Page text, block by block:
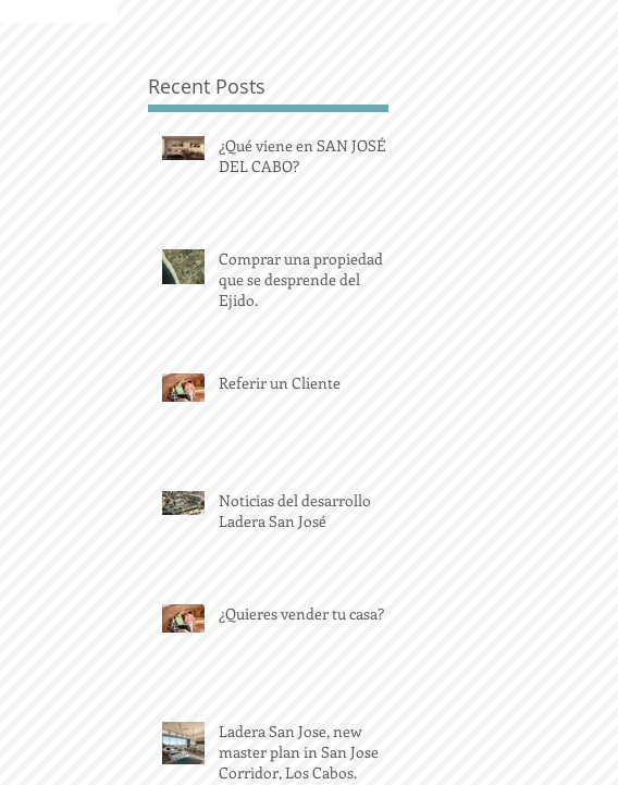
Recent Posts
¿Qué viene en SAN JOSÉ
DEL CABO?
Comprar una propiedad
que se desprende del
Ejido.
Referir un Cliente
Noticias del desarrollo
Ladera San José
¿Quieres vender tu casa?
Ladera San Jose, new
master plan in San Jose
Corridor, Los Cabos.